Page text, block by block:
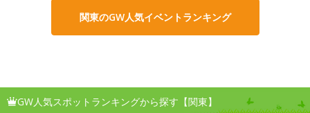
関東のGW人気イベントランキング
GW人気スポットランキングから探す【関東】